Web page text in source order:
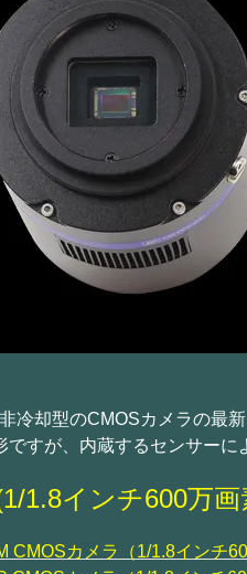
冷却型のCMOSカメラの最
ですが、内蔵するセンサーに
1.8インチ600万画
CMOSカメラ（1/1.8インチ